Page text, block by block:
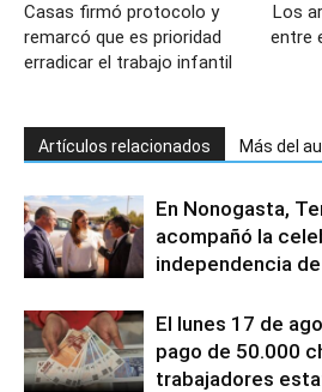
Casas firmó protocolo y
remarcó que es prioridad
erradicar el trabajo infantil
Los
entre
Artículos relacionados Más del
En Nonogasta,
acompañó la
independencia
El lunes 17 de
pago de 50.000
trabajadores